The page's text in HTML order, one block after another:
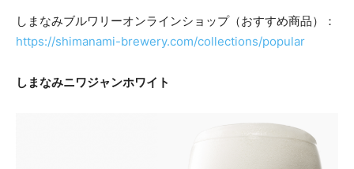
しまなみブルワリーオンラインショップ（おすすめ商品）：
https://shimanami-brewery.com/collections/popular
しまなみニワジャンホワイト